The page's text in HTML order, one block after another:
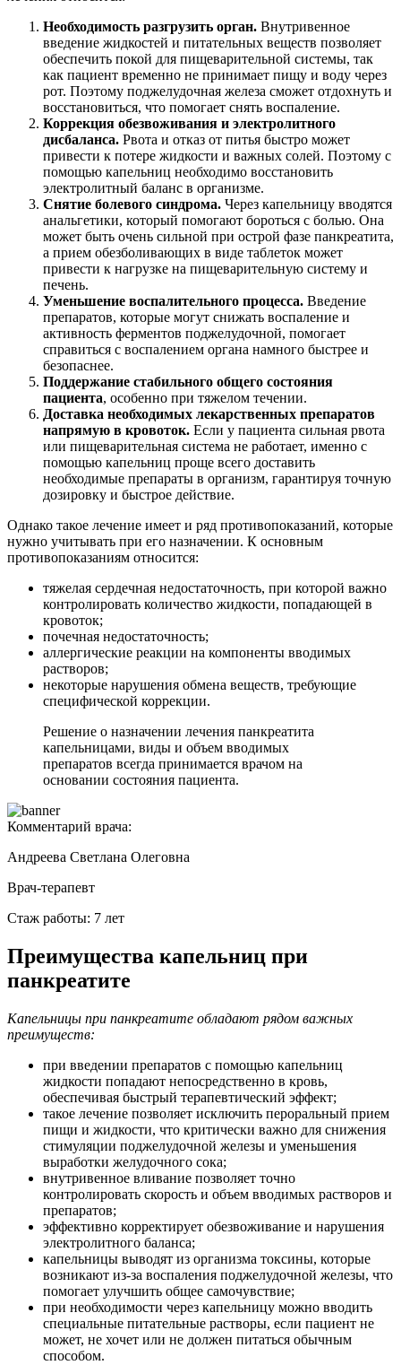
Необходимость разгрузить орган. Внутривенное
введение жидкостей и питательных веществ позволяет
обеспечить покой для пищеварительной системы, так
как пациент временно не принимает пищу и воду через
рот. Поэтому поджелудочная железа сможет отдохнуть и
восстановиться, что помогает снять воспаление.
Коррекция обезвоживания и электролитного
дисбаланса. Рвота и отказ от питья быстро может
привести к потере жидкости и важных солей. Поэтому с
помощью капельниц необходимо восстановить
электролитный баланс в организме.
Снятие болевого синдрома. Через капельницу вводятся
анальгетики, который помогают бороться с болью. Она
может быть очень сильной при острой фазе панкреатита,
а прием обезболивающих в виде таблеток может
привести к нагрузке на пищеварительную систему и
печень.
Уменьшение воспалительного процесса. Введение
препаратов, которые могут снижать воспаление и
активность ферментов поджелудочной, помогает
справиться с воспалением органа намного быстрее и
безопаснее.
Поддержание стабильного общего состояния
пациента, особенно при тяжелом течении.
Доставка необходимых лекарственных препаратов
напрямую в кровоток. Если у пациента сильная рвота
или пищеварительная система не работает, именно с
помощью капельниц проще всего доставить
необходимые препараты в организм, гарантируя точную
дозировку и быстрое действие.
Однако такое лечение имеет и ряд противопоказаний, которые
нужно учитывать при его назначении. К основным
противопоказаниям относится:
тяжелая сердечная недостаточность, при которой важно
контролировать количество жидкости, попадающей в
кровоток;
почечная недостаточность;
аллергические реакции на компоненты вводимых
растворов;
некоторые нарушения обмена веществ, требующие
специфической коррекции.
Решение о назначении лечения панкреатита
капельницами, виды и объем вводимых
препаратов всегда принимается врачом на
основании состояния пациента.
Комментарий врача:
Андреева Светлана Олеговна
Врач-терапевт
Стаж работы: 7 лет
Преимущества капельниц при
панкреатите
Капельницы при панкреатите обладают рядом важных
преимуществ:
при введении препаратов с помощью капельниц
жидкости попадают непосредственно в кровь,
обеспечивая быстрый терапевтический эффект;
такое лечение позволяет исключить пероральный прием
пищи и жидкости, что критически важно для снижения
стимуляции поджелудочной железы и уменьшения
выработки желудочного сока;
внутривенное вливание позволяет точно
контролировать скорость и объем вводимых растворов и
препаратов;
эффективно корректирует обезвоживание и нарушения
электролитного баланса;
капельницы выводят из организма токсины, которые
возникают из-за воспаления поджелудочной железы, что
помогает улучшить общее самочувствие;
при необходимости через капельницу можно вводить
специальные питательные растворы, если пациент не
может, не хочет или не должен питаться обычным
способом.